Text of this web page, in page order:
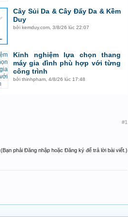
Cây Sủi Da & Cây Đẩy Da & Kềm
Duy
bởi kemduy.com 3/8/26 lúc 22:07
Kinh nghiệm lựa chọn thang
máy gia đình phù hợp với từng
công trình
bởi thinhpham 4/8/26 lúc 17:48
#1
(Bạn phải Đăng nhập hoặc Đăng ký để trả lời bài viết.)